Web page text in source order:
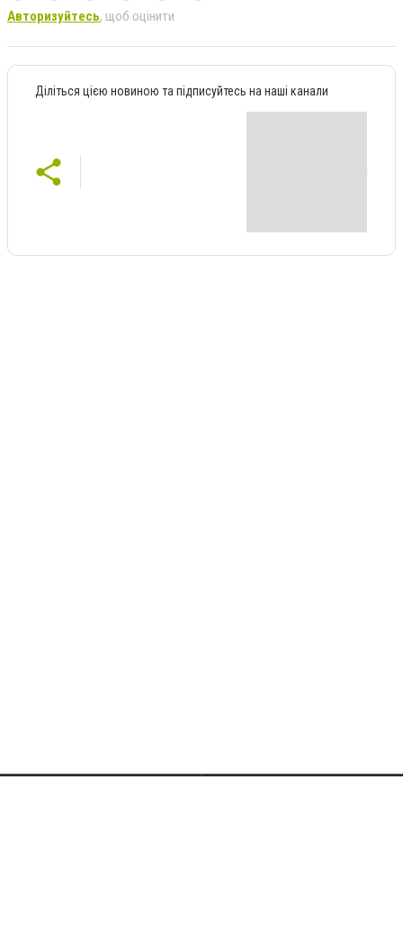
Авторизуйтесь, щоб оцінити
Діліться цією новиною та підписуйтесь на наші канали